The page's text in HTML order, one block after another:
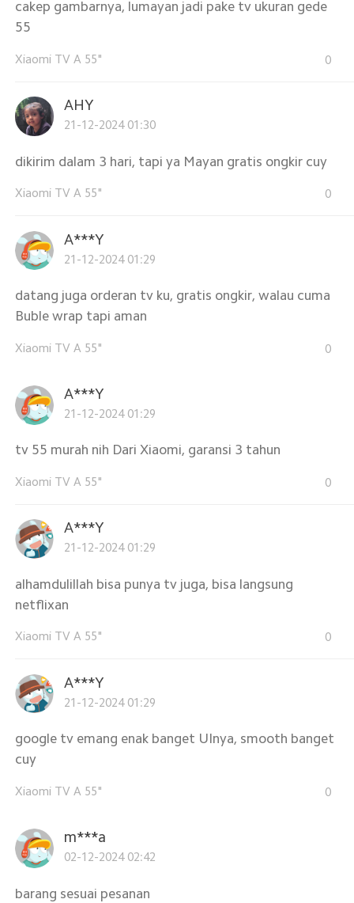
cakep gambarnya, lumayan jadi pake tv ukuran gede
55
Xiaomi TV A 55" 0
AHY
21-12-2024 01:30
dikirim dalam 3 hari, tapi ya Mayan gratis ongkir cuy
Xiaomi TV A 55" 0
A***Y
21-12-2024 01:29
datang juga orderan tv ku, gratis ongkir, walau cuma
Buble wrap tapi aman
Xiaomi TV A 55" 0
A***Y
21-12-2024 01:29
tv 55 murah nih Dari Xiaomi, garansi 3 tahun
Xiaomi TV A 55" 0
A***Y
21-12-2024 01:29
alhamdulillah bisa punya tv juga, bisa langsung
netflixan
Xiaomi TV A 55" 0
A***Y
21-12-2024 01:29
google tv emang enak banget UInya, smooth banget
cuy
Xiaomi TV A 55" 0
m***a
02-12-2024 02:42
barang sesuai pesanan